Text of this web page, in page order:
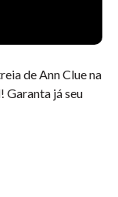
de Ann Clue na
Garanta já seu